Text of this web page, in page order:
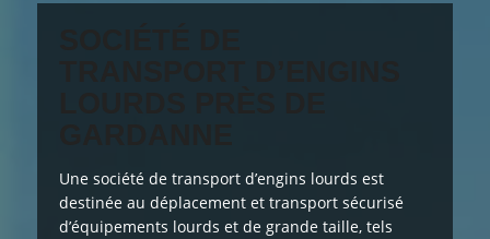
Une société de transport d’engins lourds est
destinée au déplacement et transport sécurisé
d’équipements lourds et de grande taille, tels